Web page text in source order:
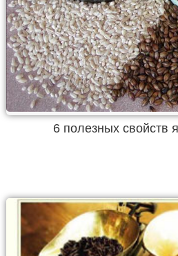
6 полезных свойств